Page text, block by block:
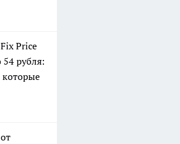
Price
рубля: